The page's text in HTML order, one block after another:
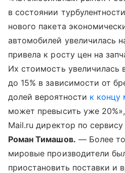
в состоянии
нового пакета
автомобилей увеличилась
привела к росту цен на
Их стоимость увеличилась
до 15% в зависимости от
долей вероятности к концу
может превысить уже
Mail.ru директор по
Роман Тимашов. — Более
мировые производители
приостановить поставки и